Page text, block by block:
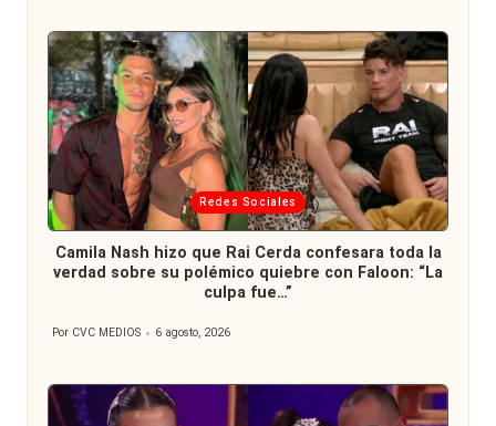
Publicada
en
Redes Sociales
Camila Nash hizo que Rai Cerda confesara toda la
verdad sobre su polémico quiebre con Faloon: “La
culpa fue…”
Publicado
Por CVC MEDIOS 6 agosto, 2026